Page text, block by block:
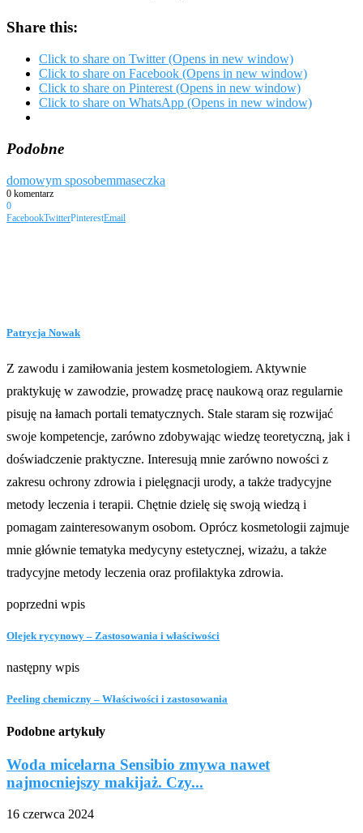
Share this:
Click to share on Twitter (Opens in new window)
Click to share on Facebook (Opens in new window)
Click to share on Pinterest (Opens in new window)
Click to share on WhatsApp (Opens in new window)
Podobne
domowym sposobemmaseczka
0 komentarz
0
FacebookTwitterPinterestEmail
Patrycja Nowak
Z zawodu i zamiłowania jestem kosmetologiem. Aktywnie
praktykuję w zawodzie, prowadzę pracę naukową oraz regularnie
pisuję na łamach portali tematycznych. Stale staram się rozwijać
swoje kompetencje, zarówno zdobywając wiedzę teoretyczną, jak i
doświadczenie praktyczne. Interesują mnie zarówno nowości z
zakresu ochrony zdrowia i pielęgnacji urody, a także tradycyjne
metody leczenia i terapii. Chętnie dzielę się swoją wiedzą i
pomagam zainteresowanym osobom. Oprócz kosmetologii zajmuje
mnie głównie tematyka medycyny estetycznej, wizażu, a także
tradycyjne metody leczenia oraz profilaktyka zdrowia.
poprzedni wpis
Olejek rycynowy – Zastosowania i właściwości
następny wpis
Peeling chemiczny – Właściwości i zastosowania
Podobne artykuły
Woda micelarna Sensibio zmywa nawet
najmocniejszy makijaż. Czy...
16 czerwca 2024